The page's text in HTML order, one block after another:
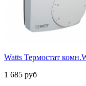
Watts Термостат
1 685 руб